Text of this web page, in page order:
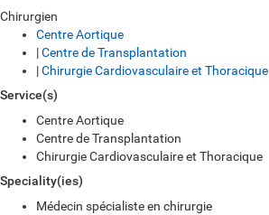
Chirurgien
Centre Aortique
|Centre de Transplantation
|Chirurgie Cardiovasculaire et Thoracique
Service(s)
Centre Aortique
Centre de Transplantation
Chirurgie Cardiovasculaire et Thoracique
Speciality(ies)
Médecin spécialiste en chirurgie